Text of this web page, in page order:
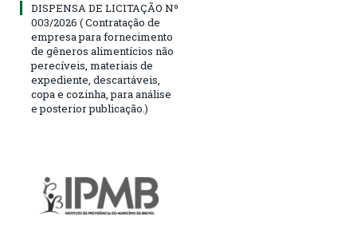
DISPENSA DE LICITAÇÃO Nº
003/2026 ( Contratação de
empresa para fornecimento
de gêneros alimentícios não
perecíveis, materiais de
expediente, descartáveis,
copa e cozinha, para análise
e posterior publicação.)